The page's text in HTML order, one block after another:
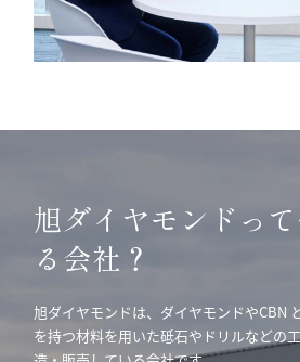
旭ダイヤモンドっ
る会社？
旭ダイヤモンドは、ダイヤモンドやCBN
を持つ材料を用いた砥石やドリルなどの